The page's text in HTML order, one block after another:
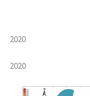
2020
2020